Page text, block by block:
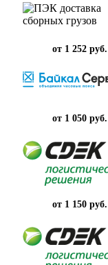
от 1 252 руб.
от 1 050 руб.
от 1 150 руб.